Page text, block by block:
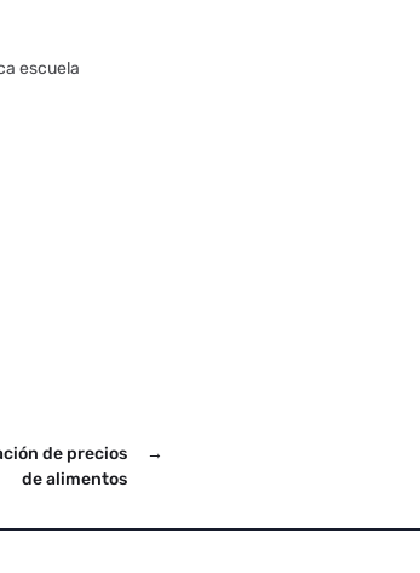
escuela
→
de precios
de alimentos